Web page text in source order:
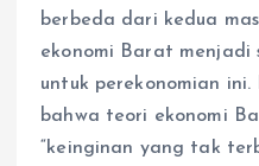
berbeda dari kedua
ekonomi Barat menjadi
untuk perekonomian
bahwa teori ekonomi
“keinginan yang tak